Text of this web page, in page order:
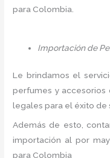
para Colombia.
Importación de
Le brindamos el
perfumes y
legales para el éxito de
Además de esto,
importación al por
para Colombia